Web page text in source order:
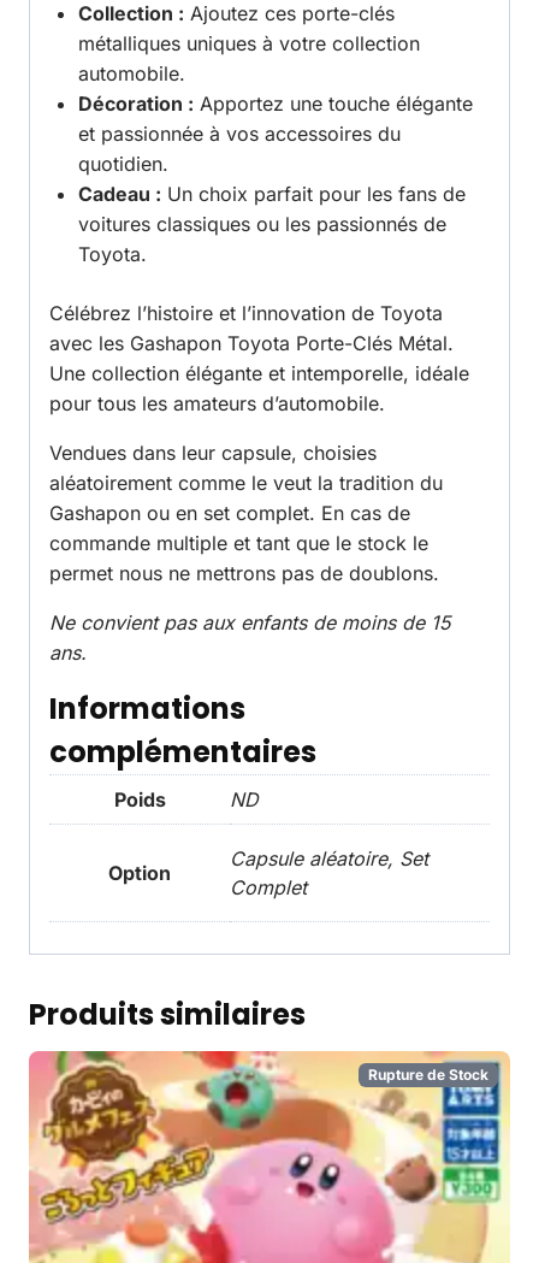
Collection : Ajoutez ces porte-clés
métalliques uniques à votre collection
automobile.
Décoration : Apportez une touche élégante
et passionnée à vos accessoires du
quotidien.
Cadeau : Un choix parfait pour les fans de
voitures classiques ou les passionnés de
Toyota.
Célébrez l’histoire et l’innovation de Toyota
avec les Gashapon Toyota Porte-Clés Métal.
Une collection élégante et intemporelle, idéale
pour tous les amateurs d’automobile.
Vendues dans leur capsule, choisies
aléatoirement comme le veut la tradition du
Gashapon ou en set complet. En cas de
commande multiple et tant que le stock le
permet nous ne mettrons pas de doublons.
Ne convient pas aux enfants de moins de 15
ans.
Informations
complémentaires
Poids ND
Option
Capsule aléatoire, Set
Complet
Produits similaires
Rupture de Stock